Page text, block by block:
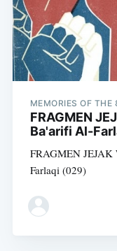
MEMORIES OF THE
FRAGMEN
Ba'arifi Al-
FRAGMEN
Farlaqi (029)